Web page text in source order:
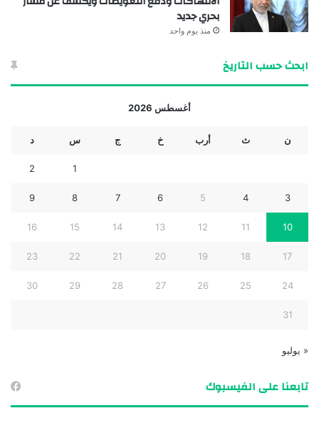
بحري جديد
منذ يوم واحد
ابحث حسب التاريخ
أغسطس 2026
ن ث أرب خ ج س د
1
2
3
4
5
6
7
8
9
10
11
12
13
14
15
16
17
18
19
20
21
22
23
24
25
26
27
28
29
30
31
« يوليو
تابعنا على الفيسبوك